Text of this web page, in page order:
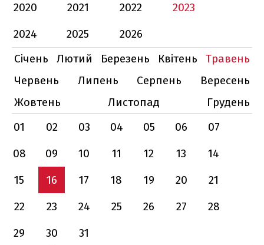
2020
2021 2022
2023
2024
2025
2026
Січень
Лютий Березень Квітень
Травень
Червень
Липень Серпень
Вересень
Жовтень
Листопад
Грудень
01
02 03 04 05 06
07
08
09 10 11 12 13
14
15
16 17 18 19 20
21
22
23 24 25 26 27
28
29
30 31